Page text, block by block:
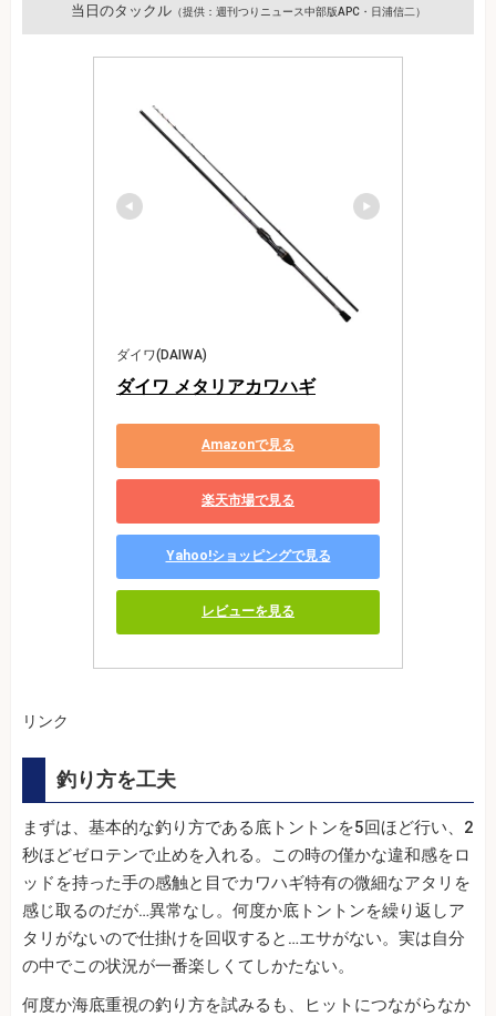
当日のタックル（提供：週刊つりニュース中部版APC・日浦信二）
ダイワ(DAIWA)
ダイワ メタリアカワハギ
Amazonで見る
楽天市場で見る
Yahoo!ショッピングで見る
レビューを見る
リンク
釣り方を工夫
まずは、基本的な釣り方である底トントンを5回ほど行い、2
秒ほどゼロテンで止めを入れる。この時の僅かな違和感をロ
ッドを持った手の感触と目でカワハギ特有の微細なアタリを
感じ取るのだが…異常なし。何度か底トントンを繰り返しア
タリがないので仕掛けを回収すると…エサがない。実は自分
の中でこの状況が一番楽しくてしかたない。
何度か海底重視の釣り方を試みるも、ヒットにつながらなか